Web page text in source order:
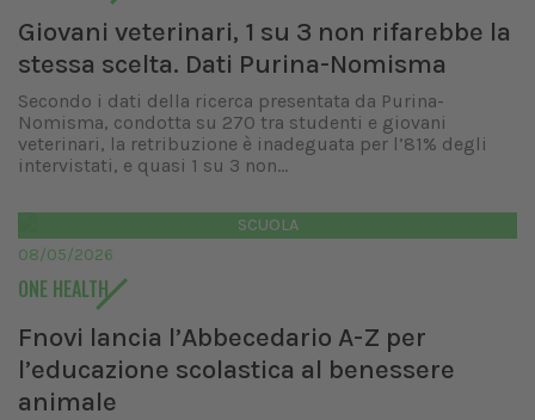
Giovani veterinari, 1 su 3 non rifarebbe la
stessa scelta. Dati Purina-Nomisma
Secondo i dati della ricerca presentata da Purina-
Nomisma, condotta su 270 tra studenti e giovani
veterinari, la retribuzione è inadeguata per l’81% degli
intervistati, e quasi 1 su 3 non...
SCUOLA
08/05/2026
ONE HEALTH
Fnovi lancia l’Abbecedario A-Z per
l’educazione scolastica al benessere
animale